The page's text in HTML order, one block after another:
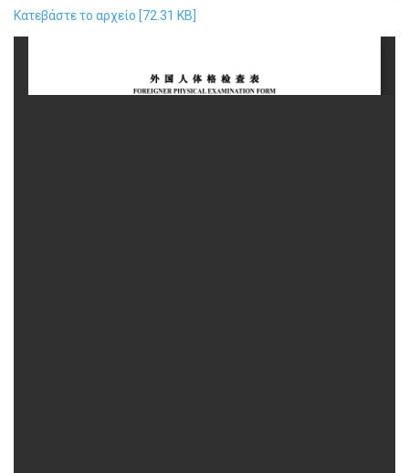
Κατεβάστε το αρχείο [72.31 KB]